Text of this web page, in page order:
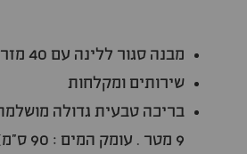
מבנה סגור ללינה עם 40 מזרונים
שירותים ומקלחות
9 מטר . עומק המים : 90 ס"מ)